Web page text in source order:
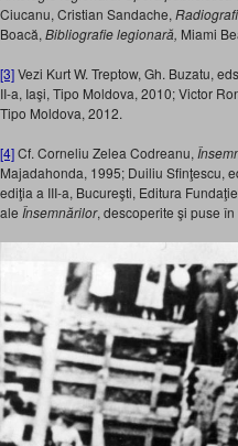
Ciucanu, Cristian Sandache,
Boacă, Bibliografie legionară, Miami
[3]Vezi Kurt W. Treptow, Gh. Buzatu,
II-a, Iaşi, Tipo Moldova, 2010; Victor
Tipo Moldova, 2012.
[4]Cf. Corneliu Zelea Codreanu,
Majadahonda, 1995; Duiliu Sfinţescu,
ediţia a III-a, Bucureşti, Editura
ale Însemnărilor, descoperite şi puse